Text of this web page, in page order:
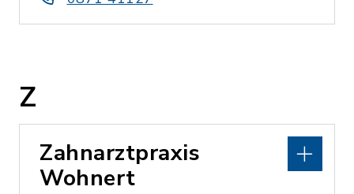
Z
Zahnarztpraxis
Wohnert